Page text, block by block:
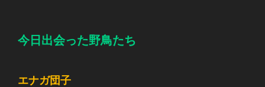
今日出会った野鳥たち
エナガ団子